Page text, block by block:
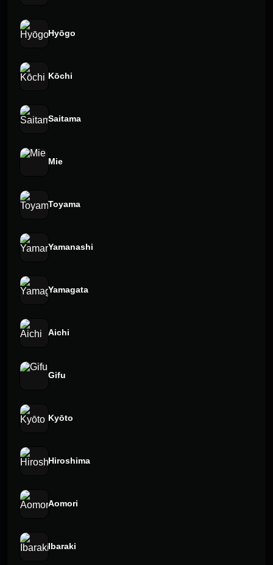
Hyōgo
Kōchi
Saitama
Mie
Toyama
Yamanashi
Yamagata
Aichi
Gifu
Kyōto
Hiroshima
Aomori
Ibaraki